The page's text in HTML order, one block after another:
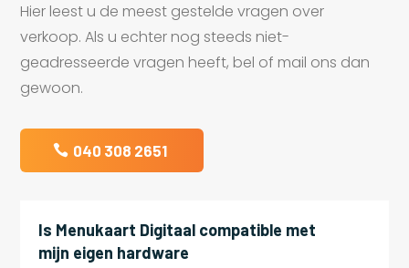
Hier leest u de meest gestelde vragen over
verkoop. Als u echter nog steeds niet-
geadresseerde vragen heeft, bel of mail ons dan
gewoon.
040 308 2651
Is Menukaart Digitaal compatible met
mijn eigen hardware